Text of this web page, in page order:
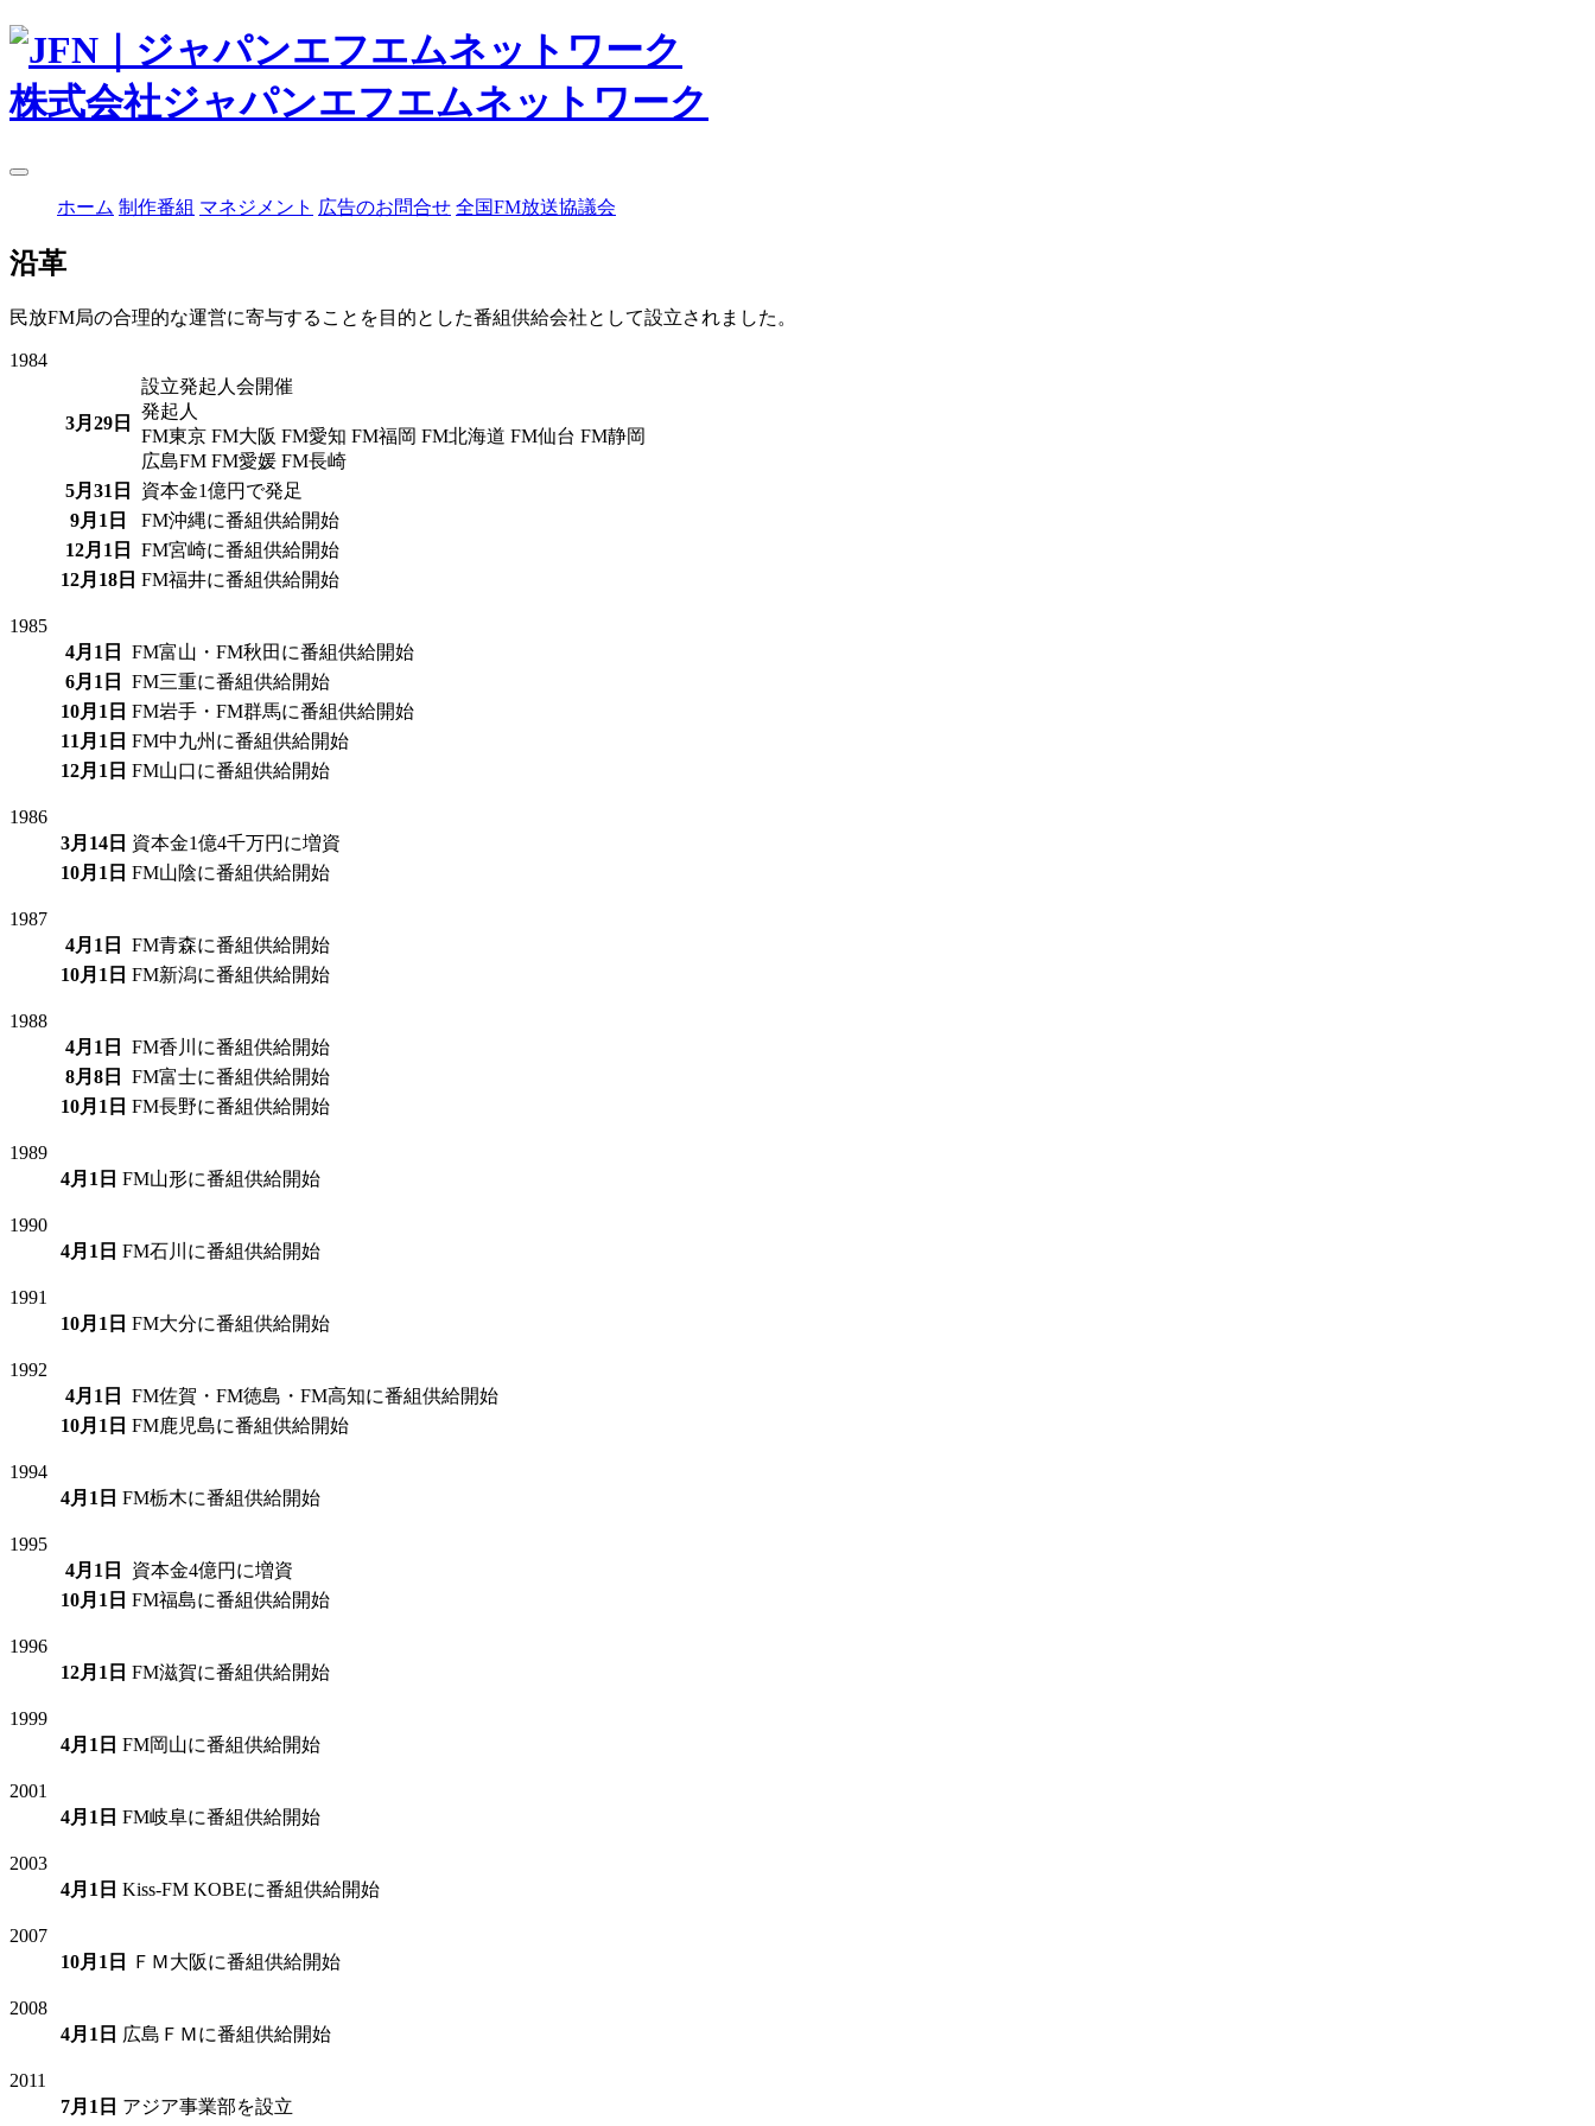
株式会社ジャパンエフエムネットワーク
ホーム 制作番組 マネジメント 広告のお問合せ 全国FM放送協議会
沿革
民放FM局の合理的な運営に寄与することを目的とした番組供給会社として設立されました。
1984
3月29日
設立発起人会開催
発起人
FM東京 FM大阪 FM愛知 FM福岡 FM北海道 FM仙台 FM静岡
広島FM FM愛媛 FM長崎
5月31日
資本金1億円で発足
9月1日
FM沖縄に番組供給開始
12月1日
FM宮崎に番組供給開始
12月18日 FM福井に番組供給開始
1985
4月1日
FM富山・FM秋田に番組供給開始
6月1日
FM三重に番組供給開始
10月1日 FM岩手・FM群馬に番組供給開始
11月1日 FM中九州に番組供給開始
12月1日 FM山口に番組供給開始
1986
3月14日 資本金1億4千万円に増資
10月1日 FM山陰に番組供給開始
1987
4月1日
FM青森に番組供給開始
10月1日 FM新潟に番組供給開始
1988
4月1日
FM香川に番組供給開始
8月8日
FM富士に番組供給開始
10月1日 FM長野に番組供給開始
1989
4月1日 FM山形に番組供給開始
1990
4月1日 FM石川に番組供給開始
1991
10月1日 FM大分に番組供給開始
1992
4月1日
FM佐賀・FM徳島・FM高知に番組供給開始
10月1日 FM鹿児島に番組供給開始
1994
4月1日 FM栃木に番組供給開始
1995
4月1日
資本金4億円に増資
10月1日 FM福島に番組供給開始
1996
12月1日 FM滋賀に番組供給開始
1999
4月1日 FM岡山に番組供給開始
2001
4月1日 FM岐阜に番組供給開始
2003
4月1日 Kiss-FM KOBEに番組供給開始
2007
10月1日
ＦＭ大阪に番組供給開始
2008
4月1日 広島ＦＭに番組供給開始
2011
7月1日 アジア事業部を設立